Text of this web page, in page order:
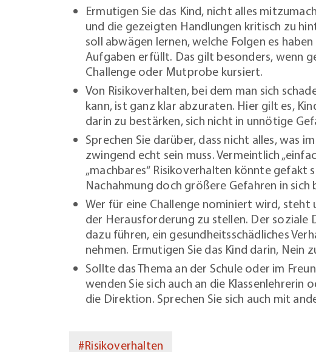
Ermutigen Sie das Kind, nicht alles
und die gezeigten Handlungen kritisch zu
soll abwägen lernen, welche Folgen es
Aufgaben erfüllt. Das gilt besonders, wenn
Challenge oder Mutprobe kursiert.
Von Risikoverhalten, bei dem man sich
kann, ist ganz klar abzuraten. Hier gilt es,
darin zu bestärken, sich nicht in unnötige
Sprechen Sie darüber, dass nicht alles, was
zwingend echt sein muss. Vermeintlich
„machbares“ Risikoverhalten könnte gefakt
Nachahmung doch größere Gefahren in sich
Wer für eine Challenge nominiert wird, steht
der Herausforderung zu stellen. Der soziale
dazu führen, ein gesundheitsschädliches
nehmen. Ermutigen Sie das Kind darin, Nein
Sollte das Thema an der Schule oder im
wenden Sie sich auch an die
die Direktion. Sprechen Sie sich auch mit
#Risikoverhalten